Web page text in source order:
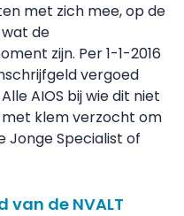
met zich mee, op de
wat de
zijn. Per 1-1-2016
vergoed
AIOS bij wie dit niet
klem verzocht om
Jonge Specialist of
van de NVALT